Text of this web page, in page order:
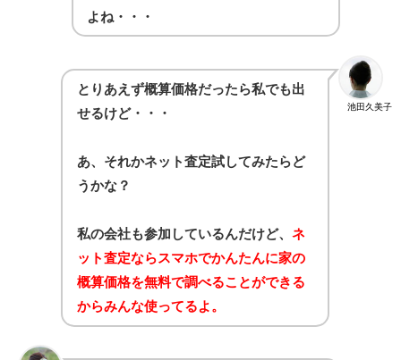
よね・・・
池田久美子
とりあえず概算価格だったら私でも出
せるけど・・・
あ、それかネット査定試してみたらど
うかな？
私の会社も参加しているんだけど、 ネ
ット査定ならスマホでかんたんに家の
概算価格を無料で調べることができる
からみんな使ってるよ。